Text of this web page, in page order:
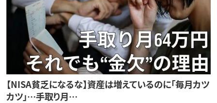
【NISA貧乏になるな】資産は増えているのに「毎月カツ
カツ」…手取り月…